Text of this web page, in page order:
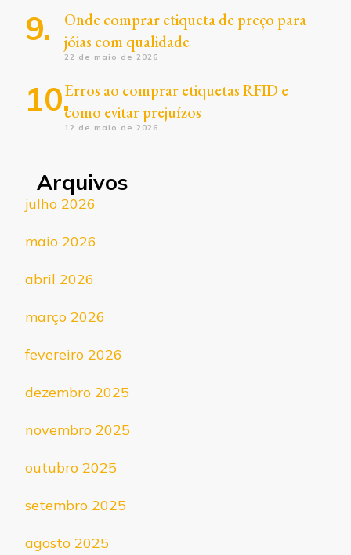
Onde comprar etiqueta de preço para
jóias com qualidade
22 de maio de 2026
Erros ao comprar etiquetas RFID e
como evitar prejuízos
12 de maio de 2026
Arquivos
julho 2026
maio 2026
abril 2026
março 2026
fevereiro 2026
dezembro 2025
novembro 2025
outubro 2025
setembro 2025
agosto 2025